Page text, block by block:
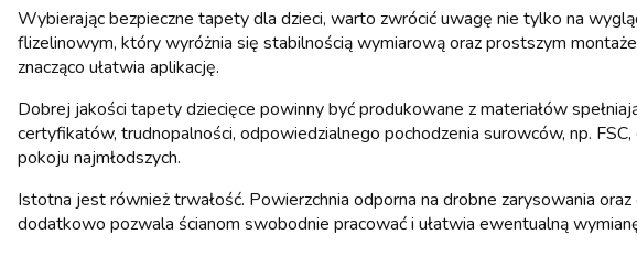
Wybierając bezpieczne tapety dla dzieci, warto zwrócić uwagę nie tylko na
flizelinowym, który wyróżnia się stabilnością wymiarową oraz prostszym
znacząco ułatwia aplikację.
Dobrej jakości tapety dziecięce powinny być produkowane z materiałów
certyfikatów, trudnopalności, odpowiedzialnego pochodzenia surowców, np.
pokoju najmłodszych.
Istotna jest również trwałość. Powierzchnia odporna na drobne zarysowania
dodatkowo pozwala ścianom swobodnie pracować i ułatwia ewentualną